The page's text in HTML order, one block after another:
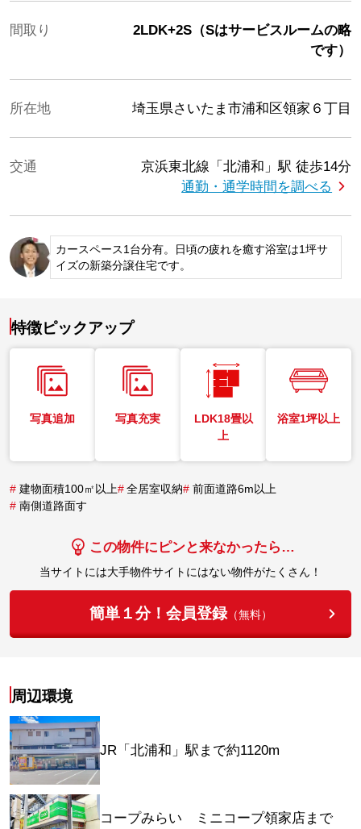
間取り
2LDK+2S（Sはサービスルームの略
です）
所在地 埼玉県さいたま市浦和区領家６丁目
交通 京浜東北線「北浦和」駅 徒歩14分
通勤・通学時間を調べる
カースペース1台分有。日頃の疲れを癒す浴室は1坪サ
イズの新築分譲住宅です。
特徴ピックアップ
写真追加 写真充実
LDK18畳以
上
浴室1坪以上
# 建物面積100㎡以上# 全居室収納# 前面道路6m以上
# 南側道路面す
この物件にピンと来なかったら…
当サイトには大手物件サイトにはない物件がたくさん！
簡単１分！会員登録（無料）
周辺環境
JR「北浦和」駅まで約1120m
コープみらい ミニコープ領家店まで